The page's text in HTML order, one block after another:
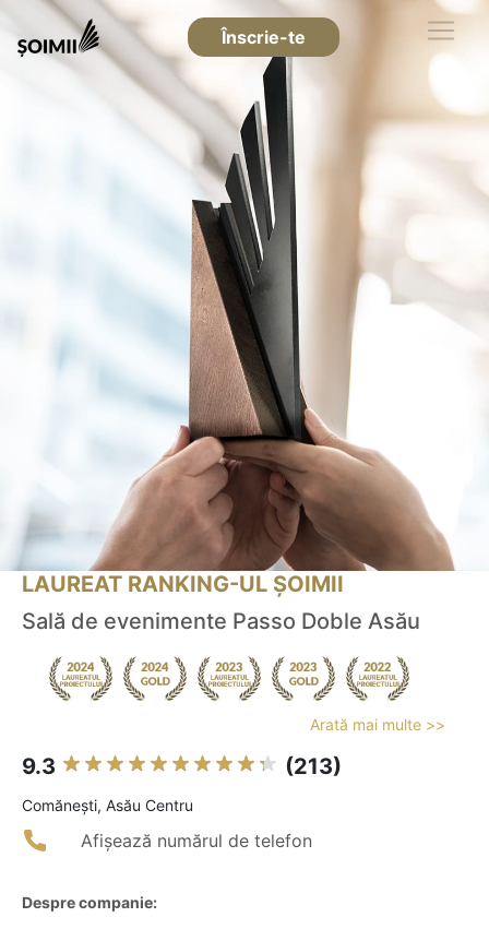
Înscrie-te
LAUREAT RANKING-UL ȘOIMII
Sală de evenimente Passo Doble Asău
Arată mai multe >>
9.3 (213)
Comăneşti, Asău Centru
Afișează numărul de telefon
Despre companie: